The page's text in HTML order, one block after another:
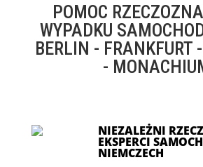
POMOC
WYPADKU
BERLIN - FRANKFURT
-
NIEZALEŻNI
EKSPERCI
NIEMCZECH